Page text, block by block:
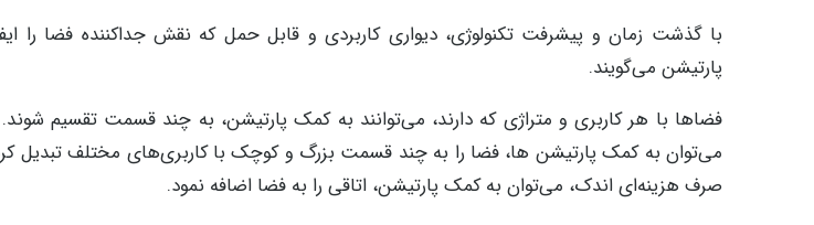
با گذشت زمان و پیشرفت تکنولوژی، دیواری کاربردی و قابل حمل که نقش جداکننده فضا را
پارتیشن می‌گویند.
فضاها با هر کاربری و متراژی که دارند، می‌توانند به کمک پارتیشن، به چند قسمت تقسیم
می‌توان به کمک پارتیشن‌ ها، فضا را به چند قسمت بزرگ و کوچک با کاربری‌های مختلف تبدیل
صرف هزینه‌ای اندک، می‌توان به کمک پارتیشن، اتاقی را به فضا اضافه نمود.